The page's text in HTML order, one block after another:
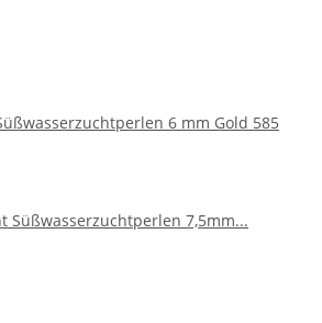
6 mm Gold 585